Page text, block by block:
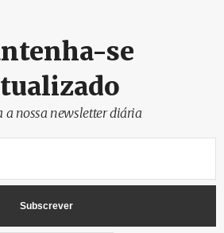
se
a nossa newsletter diária